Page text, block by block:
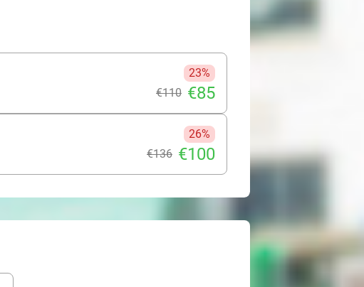
23%
€110 €85
26%
€136 €100